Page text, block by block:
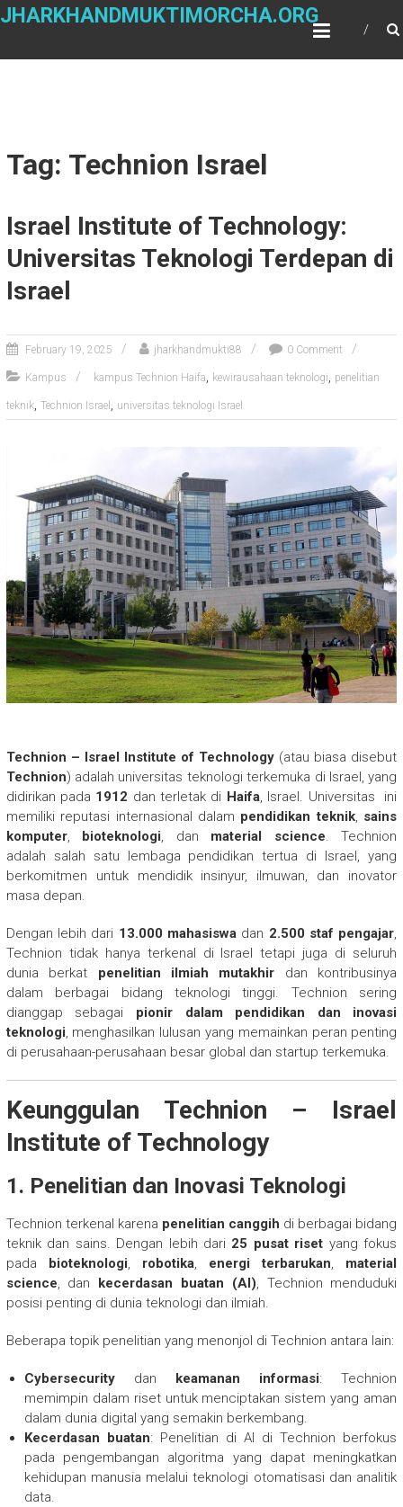
Skip
JHARKHANDMUKTIMORCHA.ORG
Tag: Technion Israel
Israel Institute of Technology:
Universitas Teknologi Terdepan di
Israel
February 19, 2025 jharkhandmukti88 0 Comment
Kampus kampus Technion Haifa, kewirausahaan teknologi, penelitian
teknik, Technion Israel , universitas teknologi Israel
Technion – Israel Institute of Technology (atau biasa disebut
Technion) adalah universitas teknologi terkemuka di Israel, yang
didirikan pada 1912 dan terletak di Haifa, Israel. Universitas ini
memiliki reputasi internasional dalam pendidikan teknik, sains
komputer, bioteknologi, dan material science. Technion
adalah salah satu lembaga pendidikan tertua di Israel, yang
berkomitmen untuk mendidik insinyur, ilmuwan, dan inovator
masa depan.
Dengan lebih dari 13.000 mahasiswa dan 2.500 staf pengajar,
Technion tidak hanya terkenal di Israel tetapi juga di seluruh
dunia berkat penelitian ilmiah mutakhir dan kontribusinya
dalam berbagai bidang teknologi tinggi. Technion sering
dianggap sebagai pionir dalam pendidikan dan inovasi
teknologi, menghasilkan lulusan yang memainkan peran penting
di perusahaan-perusahaan besar global dan startup terkemuka.
Keunggulan Technion – Israel
Institute of Technology
1. Penelitian dan Inovasi Teknologi
Technion terkenal karena penelitian canggih di berbagai bidang
teknik dan sains. Dengan lebih dari 25 pusat riset yang fokus
pada bioteknologi, robotika, energi terbarukan, material
science, dan kecerdasan buatan (AI), Technion menduduki
posisi penting di dunia teknologi dan ilmiah.
Beberapa topik penelitian yang menonjol di Technion antara lain:
Cybersecuritydan keamanan informasi: Technion
memimpin dalam riset untuk menciptakan sistem yang aman
dalam dunia digital yang semakin berkembang.
Kecerdasan buatan: Penelitian di AI di Technion berfokus
pada pengembangan algoritma yang dapat meningkatkan
kehidupan manusia melalui teknologi otomatisasi dan analitik
data.